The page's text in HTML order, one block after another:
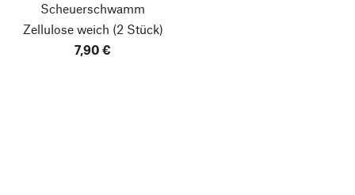
Scheuerschwamm
Zellulose weich (2 Stück)
7,90 €